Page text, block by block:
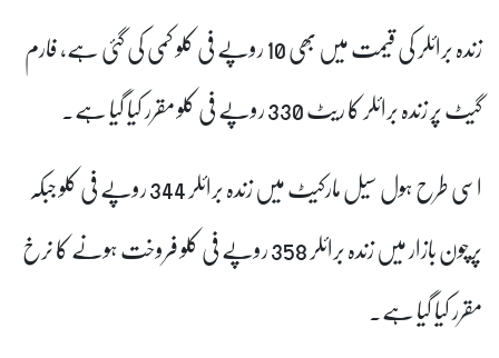
زندہ برائلر کی قیمت میں بھی 10 روپے فی کلو کمی کی گئی ہے، فارم
گیٹ پر زندہ برائلر کا ریٹ 330 روپے فی کلو مقرر کیا گیا ہے۔
اسی طرح ہول سیل مارکیٹ میں زندہ برائلر 344 روپے فی کلو جبکہ
پرچون بازار میں زندہ برائلر 358 روپے فی کلو فروخت ہونے کا نرخ
مقرر کیا گیا ہے۔